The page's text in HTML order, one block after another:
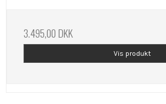
3.495,00 DKK
Vis produkt